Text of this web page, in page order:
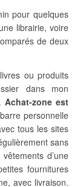
pour quelques
librairie, voire
de deux
ou produits
dans mon
.Achat-zone est
personnelle
tous les sites
sans
d’une
fournitures
avec livraison.